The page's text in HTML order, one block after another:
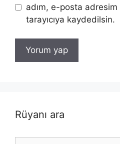
adım, e-posta
tarayıcıya kaydedilsin.
Rüyanı ara